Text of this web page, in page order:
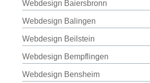
Webdesign Baiersbronn
Webdesign Balingen
Webdesign Beilstein
Webdesign Bempflingen
Webdesign Bensheim